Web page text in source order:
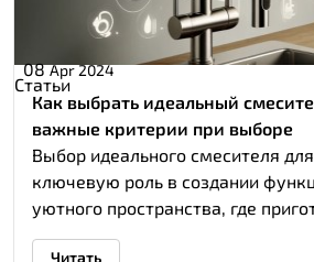
08 Apr 2024
Статьи
Как выбрать идеальный
важные критерии при выборе
Выбор идеального смесителя
ключевую роль в создании
уютного пространства, где
Читать